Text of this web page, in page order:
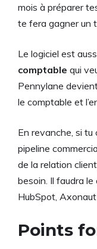
mois à préparer
te fera gagner un
Le logiciel est
comptable qui
Pennylane
le comptable et
En revanche, si tu
pipeline
de la relation
besoin. Il faudra
HubSpot, Axonaut
Points